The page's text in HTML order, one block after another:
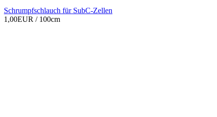
Schrumpfschlauch für SubC-Zellen
1,00EUR / 100cm